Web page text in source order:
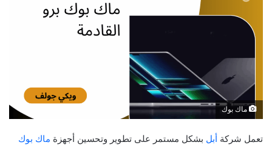
ماك بوك
تعمل شركة أبل بشكل مستمر على تطوير وتحسين أجهزة ماك بوك